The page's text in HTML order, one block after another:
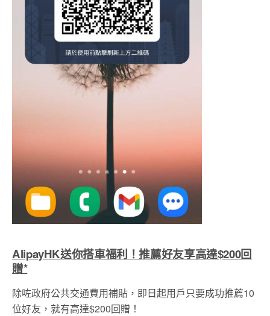
AlipayHK送你搭車福利！推薦好友享高達$200回
贈*
除咗政府公共交通費用補貼，即日起用戶只要成功推薦10
位好友，就有高達$200回贈！